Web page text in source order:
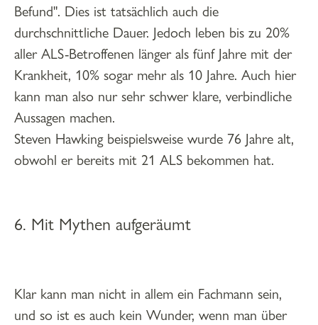
Befund". Dies ist tatsächlich auch die
durchschnittliche Dauer. Jedoch leben bis zu 20%
aller ALS-Betroffenen länger als fünf Jahre mit der
Krankheit, 10% sogar mehr als 10 Jahre. Auch hier
kann man also nur sehr schwer klare, verbindliche
Aussagen machen.
Steven Hawking beispielsweise wurde 76 Jahre alt,
obwohl er bereits mit 21 ALS bekommen hat.
6. Mit Mythen aufgeräumt
Klar kann man nicht in allem ein Fachmann sein,
und so ist es auch kein Wunder, wenn man über